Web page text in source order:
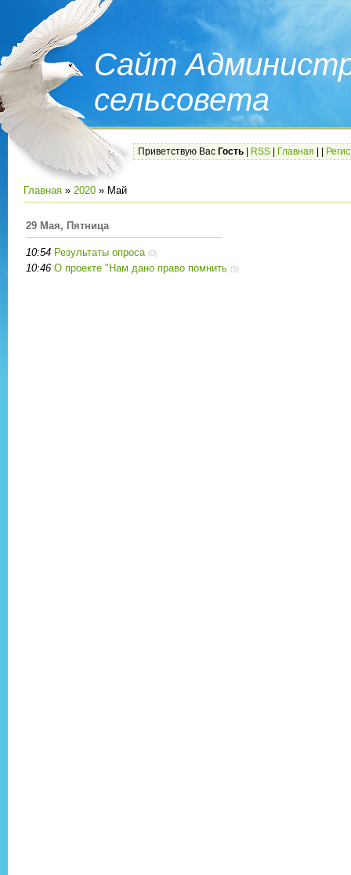
Сайт
сельсовета
Приветствую Вас Гость RSS Главная
Главная » 2020 » Май
29 Мая, Пятница
10:54 Результаты опроса (0)
10:46 О проекте "Нам дано право помнить (0)